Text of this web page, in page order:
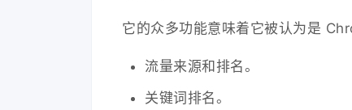
它的众多功能意味着它被认为是
流量来源和排名。
关键词排名。